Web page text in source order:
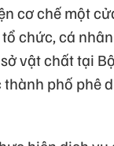
cơ chế một
chức, cá
vật chất tại
phố phê